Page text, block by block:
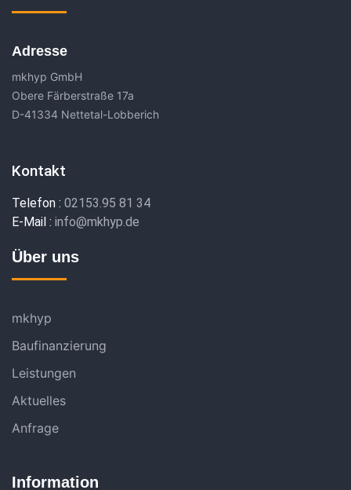
Adresse
mkhyp GmbH
Obere Färberstraße 17a
D-41334 Nettetal-Lobberich
Kontakt
Telefon : 02153.95 81 34
E-Mail : info@mkhyp.de
Über uns
mkhyp
Baufinanzierung
Leistungen
Aktuelles
Anfrage
Information